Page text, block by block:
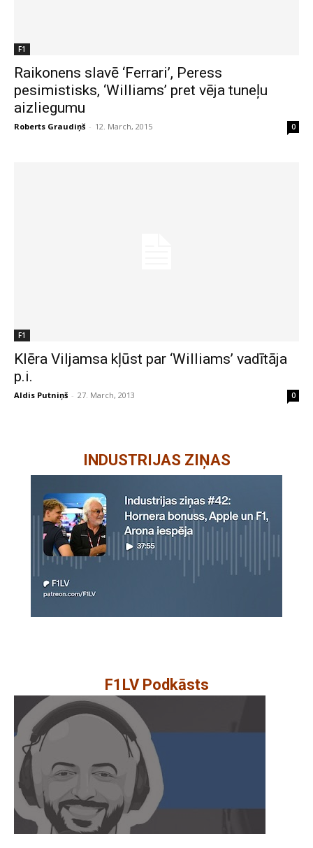
F1
Raikonens slavē ‘Ferrari’, Peress
pesimistisks, ‘Williams’ pret vēja tuneļu
aizliegumu
Roberts Graudiņš - 12. March, 2015 0
F1
Klēra Viljamsa kļūst par ‘Williams’ vadītāja
p.i.
Aldis Putniņš - 27. March, 2013 0
INDUSTRIJAS ZIŅAS
F1LV Podkāsts